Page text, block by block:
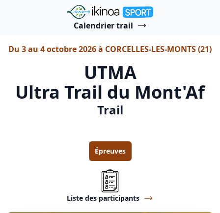
"Ikinoa Sport"
Calendrier trail
Du 3 au 4 octobre 2026 à CORCELLES-LES-MONTS (21)
UTMA
Ultra Trail du Mont'Af
Trail
Épreuves
Liste des participants